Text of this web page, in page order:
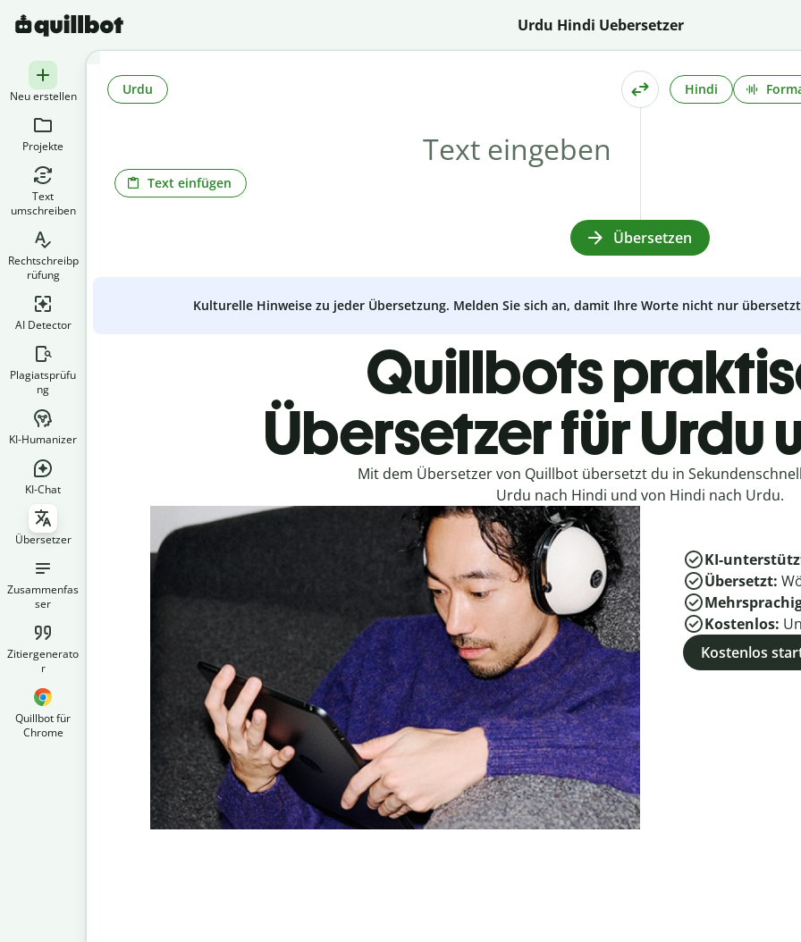
Urdu Hindi Uebersetzer
Neu erstellen
Projekte
Text
umschreiben
Rechtschreibp
rüfung
AI Detector
Plagiatsprüfu
ng
KI-Humanizer
KI-Chat
Übersetzer
Zusammenfas
ser
Zitiergenerato
r
Quillbot für
Chrome
Text einfügen
Urdu Hindi
Übersetzen
Kulturelle Hinweise zu jeder Übersetzung. Melden Sie sich an, damit Ihre Worte nicht nur
Quillbots
Übersetzer für Urdu
Mit dem Übersetzer von Quillbot übersetzt du in
Urdu nach Hindi und von Hindi nach Urdu.
KI-
Übersetzt:
Kostenlos:
Kostenlos